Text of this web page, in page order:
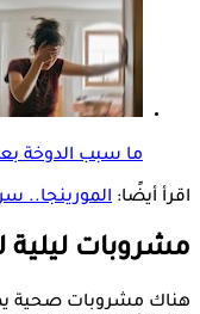
ما سبب الدوخة
اقرأ أيضًا: المورينجا..
مشروبات
هناك مشروبات صحية